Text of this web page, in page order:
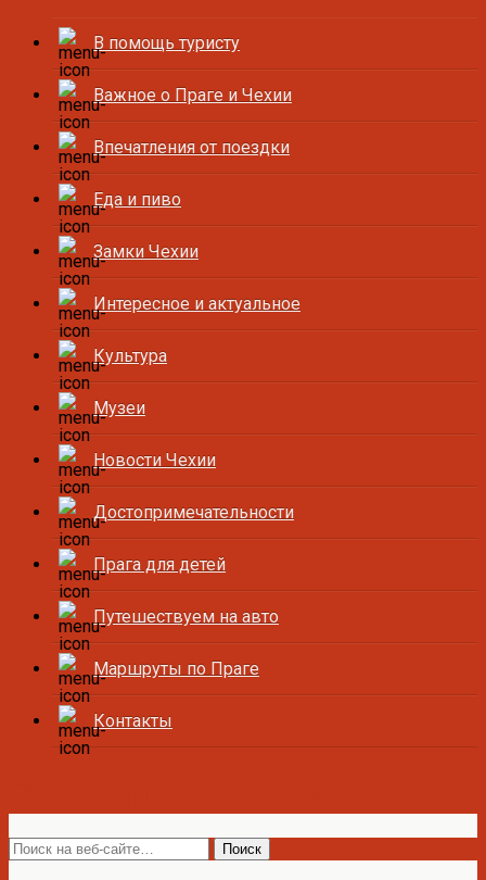
В помощь туристу
Важное о Праге и Чехии
Впечатления от поездки
Еда и пиво
Замки Чехии
Интересное и актуальное
Культура
Музеи
Новости Чехии
Достопримечательности
Прага для детей
Путешествуем на авто
Маршруты по Праге
Контакты